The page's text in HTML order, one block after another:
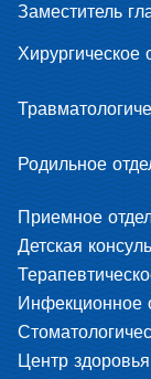
Заместитель
Хирургическое
Родильное
Приемное
Детская
Инфекционное
Центр здоровья